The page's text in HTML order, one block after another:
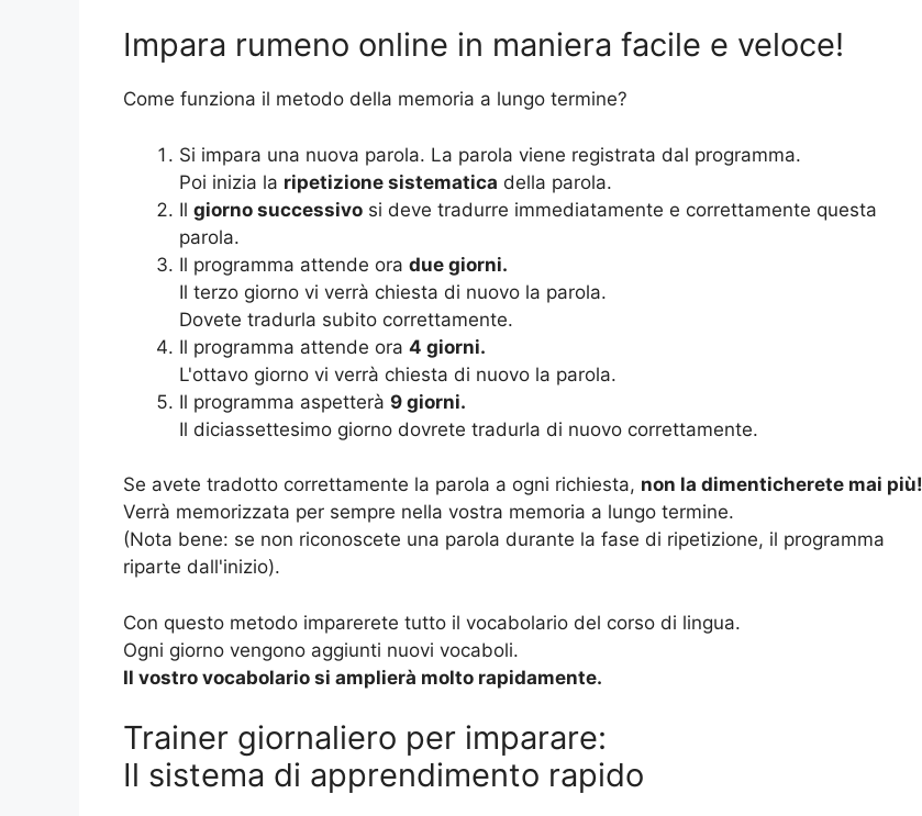
Impara rumeno online in maniera facile e veloce!
Come funziona il metodo della memoria a lungo termine?
Si impara una nuova parola. La parola viene registrata dal programma.
Poi inizia la ripetizione sistematica della parola.
Il giorno successivo si deve tradurre immediatamente e correttamente questa
parola.
Il programma attende ora due giorni.
Il terzo giorno vi verrà chiesta di nuovo la parola.
Dovete tradurla subito correttamente.
Il programma attende ora 4 giorni.
L'ottavo giorno vi verrà chiesta di nuovo la parola.
Il programma aspetterà 9 giorni.
Il diciassettesimo giorno dovrete tradurla di nuovo correttamente.
Se avete tradotto correttamente la parola a ogni richiesta, non la dimenticherete mai più!
Verrà memorizzata per sempre nella vostra memoria a lungo termine.
(Nota bene: se non riconoscete una parola durante la fase di ripetizione, il programma
riparte dall'inizio).
Con questo metodo imparerete tutto il vocabolario del corso di lingua.
Ogni giorno vengono aggiunti nuovi vocaboli.
Il vostro vocabolario si amplierà molto rapidamente.
Trainer giornaliero per imparare:
Il sistema di apprendimento rapido